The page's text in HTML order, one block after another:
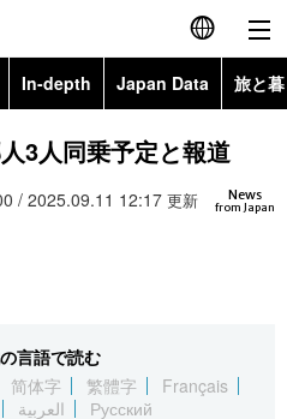
English
简体字
繁體字
العربية
In-depth Japan Data 旅と
Topics
Images
お知らせ
3人同乗予定と報道
News
from Japan
/ 2025.09.11 12:17 更新
言語で読む
简体字 繁體字
Français
العربية Русский